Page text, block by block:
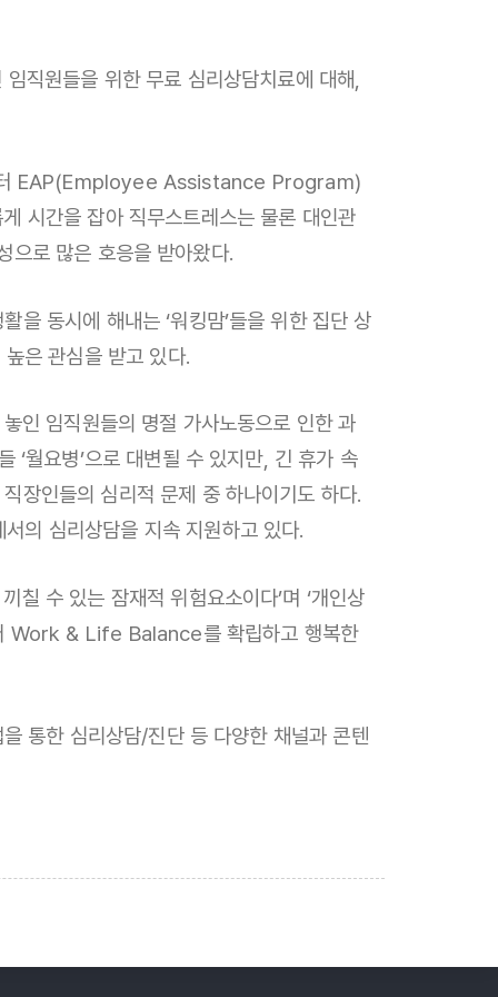
원들을 위한 무료 심리상담치료에 대해,
터 EAP(Employee Assistance Program)
시간을 잡아 직무스트레스는 물론 대인관
으로 많은 호응을 받아왔다.
을 동시에 해내는 ‘워킹맘’들을 위한 집단 상
은 관심을 받고 있다.
인 임직원들의 명절 가사노동으로 인한 과
‘월요병’으로 대변될 수 있지만, 긴 휴가 속
장인들의 심리적 문제 중 하나이기도 하다.
의 심리상담을 지속 지원하고 있다.
칠 수 있는 잠재적 위험요소이다’며 ‘개인상
Work & Life Balance를 확립하고 행복한
통한 심리상담/진단 등 다양한 채널과 콘텐